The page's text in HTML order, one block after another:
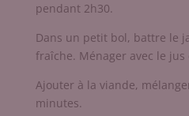
pendant 2h30.
Dans un petit bol, battre le
fraîche. Ménager avec le jus
Ajouter à la viande,
minutes.